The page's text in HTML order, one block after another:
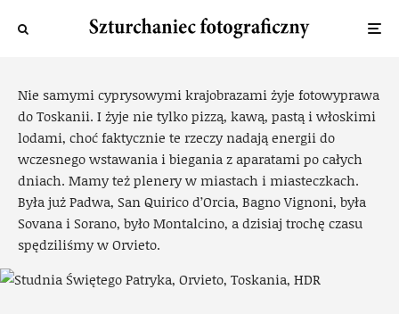
Piotr · 27 września 2019 · 152 widok
Nie samymi cyprysowymi krajobrazami żyje fotowyprawa
do Toskanii. I żyje nie tylko pizzą, kawą, pastą i włoskimi
lodami, choć faktycznie te rzeczy nadają energii do
wczesnego wstawania i biegania z aparatami po całych
dniach. Mamy też plenery w miastach i miasteczkach.
Była już Padwa, San Quirico d’Orcia, Bagno Vignoni, była
Sovana i Sorano, było Montalcino, a dzisiaj trochę czasu
spędziliśmy w Orvieto.